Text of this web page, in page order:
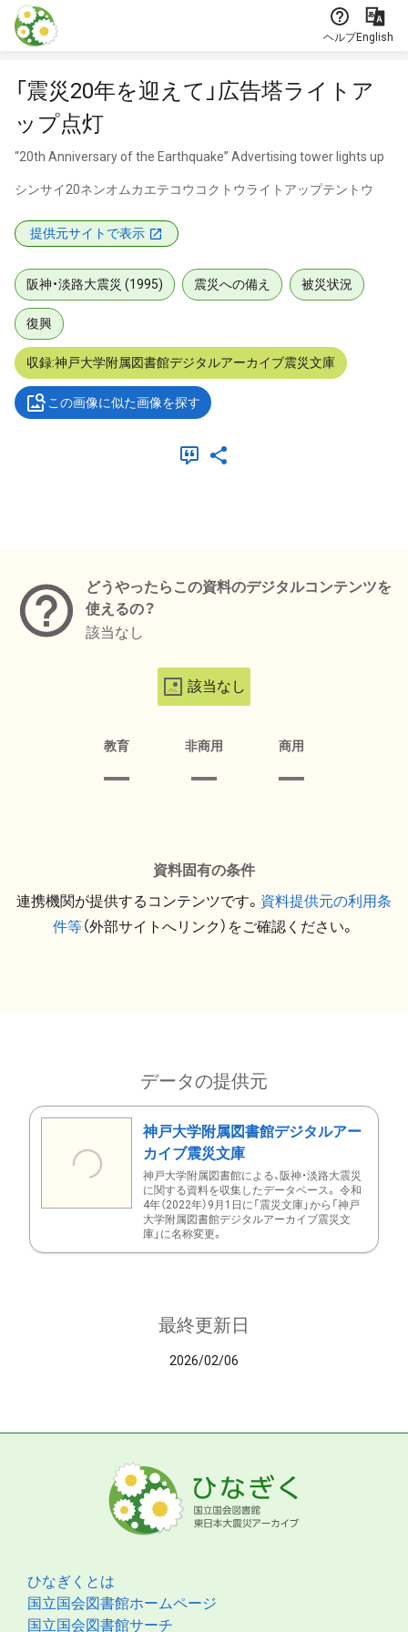
本文に飛ぶ
ヘルプEnglish
「震災20年を迎えて」広告塔ライトア
ップ点灯
“20th Anniversary of the Earthquake” Advertising tower lights up
シンサイ20ネンオムカエテコウコクトウライトアップテントウ
提供元サイトで表示
阪神・淡路大震災 (1995) 震災への備え 被災状況
復興
収録:神戸大学附属図書館デジタルアーカイブ震災文庫
この画像に似た画像を探す
どうやったらこの資料のデジタルコンテンツを
使えるの？
該当なし
該当なし
教育 非商用 商用
資料固有の条件
連携機関が提供するコンテンツです。 資料提供元の利用条
件等（外部サイトへリンク）をご確認ください。
データの提供元
神戸大学附属図書館デジタルアー
カイブ震災文庫
神戸大学附属図書館による、阪神・淡路大震災
に関する資料を収集したデータベース。 令和
4年（2022年）9月1日に「震災文庫」から「神戸
大学附属図書館デジタルアーカイブ震災文
庫」に名称変更。
最終更新日
2026/02/06
ひなぎくとは
国立国会図書館ホームページ
国立国会図書館サーチ